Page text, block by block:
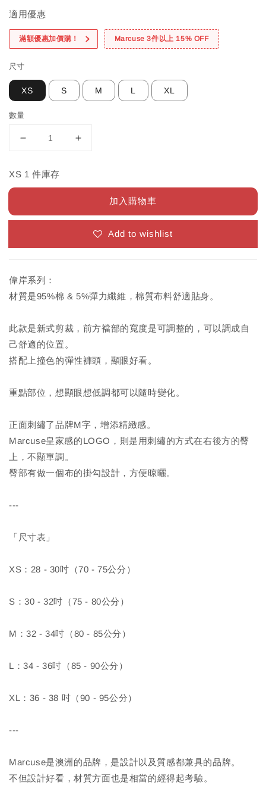
適用優惠
滿額優惠加價購！ Marcuse 3件以上 15% OFF
尺寸
XS S M L XL
數量
XS 1 件庫存
加入購物車
Add to wishlist
偉岸系列：
材質是95%棉 & 5%彈力纖維，棉質布料舒適貼身。
此款是新式剪裁，前方襠部的寬度是可調整的，可以調成自
己舒適的位置。
搭配上撞色的彈性褲頭，顯眼好看。
重點部位，想顯眼想低調都可以隨時變化。
正面刺繡了品牌M字，增添精緻感。
Marcuse皇家感的LOGO，則是用刺繡的方式在右後方的臀
上，不顯單調。
臀部有做一個布的掛勾設計，方便晾曬。
---
「尺寸表」
XS：28 - 30吋（70 - 75公分）
S：30 - 32吋（75 - 80公分）
M：32 - 34吋（80 - 85公分）
L：34 - 36吋（85 - 90公分）
XL：36 - 38 吋（90 - 95公分）
---
Marcuse是澳洲的品牌，是設計以及質感都兼具的品牌。
不但設計好看，材質方面也是相當的經得起考驗。